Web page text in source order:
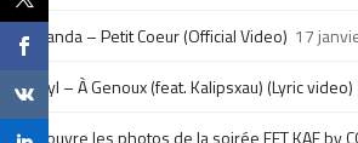
Di Panda – Petit Coeur (Official Video) 17
Meryl – À Genoux (feat. Kalipsxau) (Lyric video)
Découvre les photos de la soirée FET KAF by